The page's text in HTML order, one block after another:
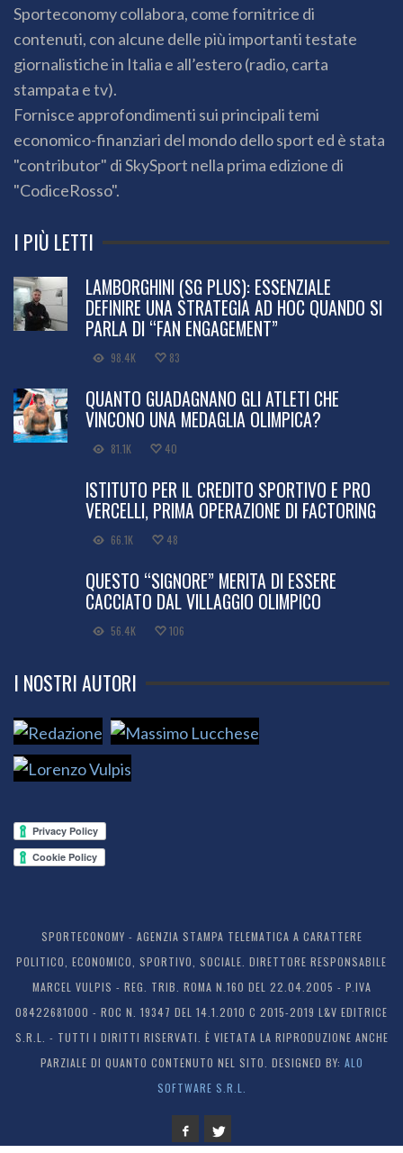
Sporteconomy collabora, come fornitrice di
contenuti, con alcune delle più importanti testate
giornalistiche in Italia e all’estero (radio, carta
stampata e tv).
Fornisce approfondimenti sui principali temi
economico-finanziari del mondo dello sport ed è stata
"contributor" di SkySport nella prima edizione di
"CodiceRosso".
I PIÙ LETTI
LAMBORGHINI (SG PLUS): ESSENZIALE
DEFINIRE UNA STRATEGIA AD HOC QUANDO SI
PARLA DI “FAN ENGAGEMENT”
98.4K 83
QUANTO GUADAGNANO GLI ATLETI CHE
VINCONO UNA MEDAGLIA OLIMPICA?
81.1K 40
ISTITUTO PER IL CREDITO SPORTIVO E PRO
VERCELLI, PRIMA OPERAZIONE DI FACTORING
66.1K 48
QUESTO “SIGNORE” MERITA DI ESSERE
CACCIATO DAL VILLAGGIO OLIMPICO
56.4K 106
I NOSTRI AUTORI
SPORTECONOMY - AGENZIA STAMPA TELEMATICA A CARATTERE
POLITICO, ECONOMICO, SPORTIVO, SOCIALE. DIRETTORE RESPONSABILE
MARCEL VULPIS - REG. TRIB. ROMA N.160 DEL 22.04.2005 - P.IVA
08422681000 - ROC N. 19347 DEL 14.1.2010 C 2015-2019 L&V EDITRICE
S.R.L. - TUTTI I DIRITTI RISERVATI. È VIETATA LA RIPRODUZIONE ANCHE
PARZIALE DI QUANTO CONTENUTO NEL SITO. DESIGNED BY: ALO
SOFTWARE S.R.L.